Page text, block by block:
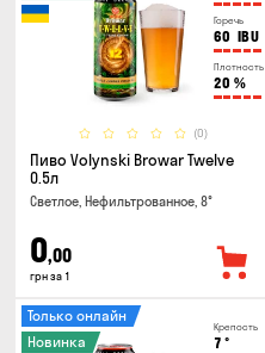
Горечь
60 IBU
Плотность
20 %
(0)
Пиво Volynski Browar Twelve
0.5л
Светлое, Нефильтрованное, 8°
0,00
грн за 1
Крепость
7 °
Только онлайн
Новинка